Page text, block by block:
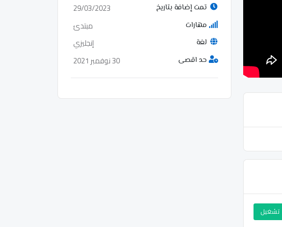
تشغيل
تمت إضافة بتاريخ 29/03/2023
مهارات مبتدئ
لغة إنجليزي
حد اقصى 30 نوفمبر 2021